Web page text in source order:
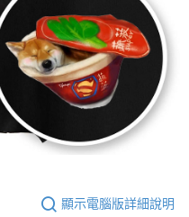
顯示電腦版詳細說明